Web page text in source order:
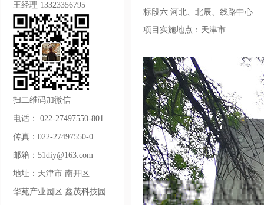
王经理 13323356795
扫二维码加微信
电话： 022-27497550-801
传真：022-27497550-0
邮箱：51diy@163.com
地址：天津市 南开区
华苑产业园区 鑫茂科技园
标段六 河北、北辰、线路中
项目实施地点：天津市